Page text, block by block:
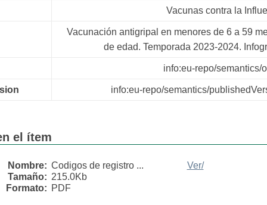
Vacunas contra la
Vacunación antigripal en menores de 6 a 59
de edad. Temporada 2023-2024.
info:eu-repo/semantics/
info:eu-repo/semantics/
el ítem
Nombre: Codigos de registro ...
Tamaño: 215.0Kb
Formato: PDF
Ver/